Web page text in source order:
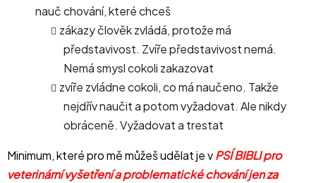
nauč chování, které chceš
zákazy člověk zvládá, protože má
představivost. Zvíře představivost nemá.
Nemá smysl cokoli zakazovat
zvíře zvládne cokoli, co má naučeno. Takže
nejdřív naučit a potom vyžadovat. Ale nikdy
obráceně. Vyžadovat a trestat
Minimum, které pro mě můžeš udělat je vPSÍ BIBLI pro
veterinární vyšetření a problematické chování jen za